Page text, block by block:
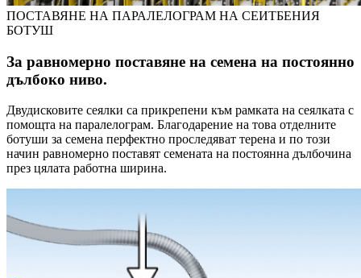
ПОСТАВЯНЕ НА ПАРАЛЕЛОГРАМ НА СЕИТБЕНИЯ
БОТУШ
За равномерно поставяне на семена на постоянно
дълбоко ниво.
Двудисковите сеялки са прикрепени към рамката на сеялката с
помощта на паралелограм. Благодарение на това отделните
ботуши за семена перфектно проследяват терена и по този
начин равномерно поставят семената на постоянна дълбочина
през цялата работна ширина.